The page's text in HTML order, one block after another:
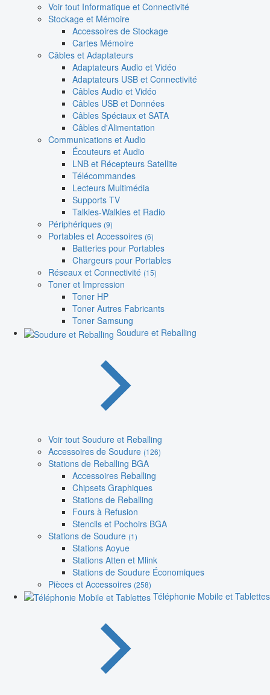
Voir tout Informatique et Connectivité
Stockage et Mémoire
Accessoires de Stockage
Cartes Mémoire
Câbles et Adaptateurs
Adaptateurs Audio et Vidéo
Adaptateurs USB et Connectivité
Câbles Audio et Vidéo
Câbles USB et Données
Câbles Spéciaux et SATA
Câbles d'Alimentation
Communications et Audio
Écouteurs et Audio
LNB et Récepteurs Satellite
Télécommandes
Lecteurs Multimédia
Supports TV
Talkies-Walkies et Radio
Périphériques (9)
Portables et Accessoires (6)
Batteries pour Portables
Chargeurs pour Portables
Réseaux et Connectivité (15)
Toner et Impression
Toner HP
Toner Autres Fabricants
Toner Samsung
Soudure et Reballing
Voir tout Soudure et Reballing
Accessoires de Soudure (126)
Stations de Reballing BGA
Accessoires Reballing
Chipsets Graphiques
Stations de Reballing
Fours à Refusion
Stencils et Pochoirs BGA
Stations de Soudure (1)
Stations Aoyue
Stations Atten et Mlink
Stations de Soudure Économiques
Pièces et Accessoires (258)
Téléphonie Mobile et Tablettes